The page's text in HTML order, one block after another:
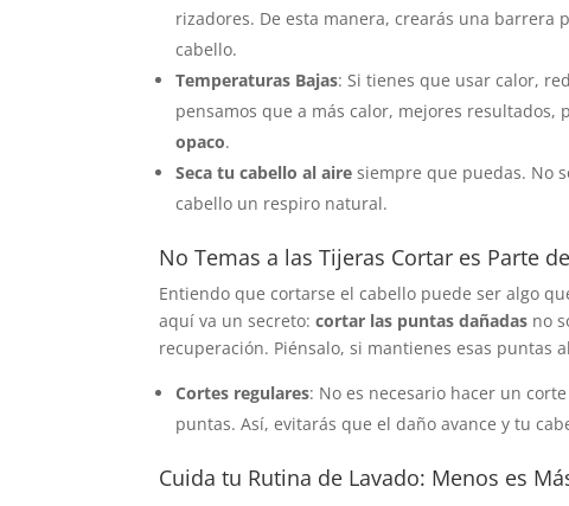
rizadores. De esta manera, crearás una
cabello.
Temperaturas Bajas: Si tienes que usar calor,
pensamos que a más calor, mejores
opaco.
Seca tu cabello al aire siempre que puedas. No
cabello un respiro natural.
No Temas a las Tijeras Cortar es Parte
Entiendo que cortarse el cabello puede ser algo
aquí va un secreto:cortar las puntas dañadas no
recuperación. Piénsalo, si mantienes esas
Cortes regulares: No es necesario hacer un
puntas. Así, evitarás que el daño avance y tu
Cuida tu Rutina de Lavado: Menos es